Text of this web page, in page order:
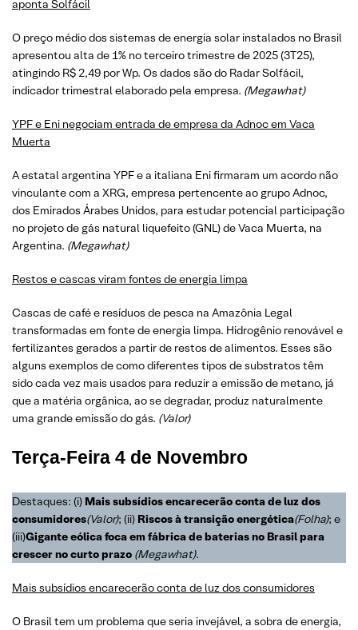
aponta Solfácil
O preço médio dos sistemas de energia solar instalados no Brasil
apresentou alta de 1% no terceiro trimestre de 2025 (3T25),
atingindo R$ 2,49 por Wp. Os dados são do Radar Solfácil,
indicador trimestral elaborado pela empresa. (Megawhat)
YPF e Eni negociam entrada de empresa da Adnoc em Vaca
Muerta
A estatal argentina YPF e a italiana Eni firmaram um acordo não
vinculante com a XRG, empresa pertencente ao grupo Adnoc,
dos Emirados Árabes Unidos, para estudar potencial participação
no projeto de gás natural liquefeito (GNL) de Vaca Muerta, na
Argentina. (Megawhat)
Restos e cascas viram fontes de energia limpa
Cascas de café e resíduos de pesca na Amazônia Legal
transformadas em fonte de energia limpa. Hidrogênio renovável e
fertilizantes gerados a partir de restos de alimentos. Esses são
alguns exemplos de como diferentes tipos de substratos têm
sido cada vez mais usados para reduzir a emissão de metano, já
que a matéria orgânica, ao se degradar, produz naturalmente
uma grande emissão do gás. (Valor)
Terça-Feira 4 de Novembro
Destaques: (i) Mais subsídios encarecerão conta de luz dos
consumidores(Valor); (ii) Riscos à transição energética(Folha); e
(iii)Gigante eólica foca em fábrica de baterias no Brasil para
crescer no curto prazo (Megawhat).
Mais subsídios encarecerão conta de luz dos consumidores
O Brasil tem um problema que seria invejável, a sobra de energia,